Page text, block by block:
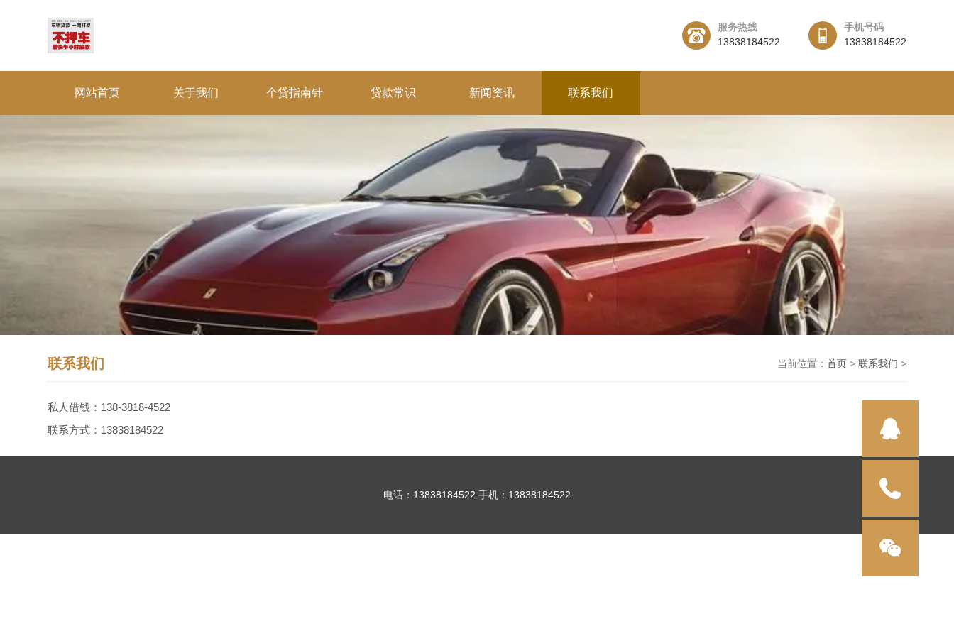
服务热线
13838184522
手机号码
13838184522
网站首页 关于我们 个贷指南针 贷款常识 新闻资讯 联系我们
联系我们 当前位置： 首页> 联系我们 >
私人借钱：138-3818-4522
联系方式：13838184522
电话：13838184522 手机：13838184522